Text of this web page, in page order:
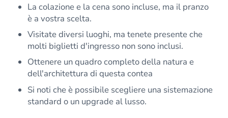
La colazione e la cena sono incluse, ma il pranzo
è a vostra scelta.
Visitate diversi luoghi, ma tenete presente che
molti biglietti d'ingresso non sono inclusi.
Ottenere un quadro completo della natura e
dell'architettura di questa contea
Si noti che è possibile scegliere una sistemazione
standard o un upgrade al lusso.